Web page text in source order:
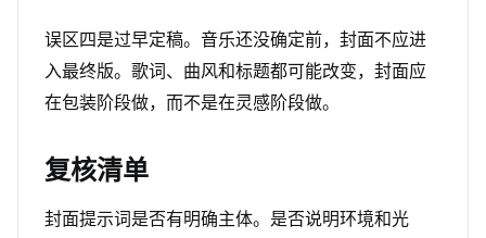
误区四是过早定稿。音乐还没确定前，封面不应进
入最终版。歌词、曲风和标题都可能改变，封面应
在包装阶段做，而不是在灵感阶段做。
复核清单
封面提示词是否有明确主体。是否说明环境和光